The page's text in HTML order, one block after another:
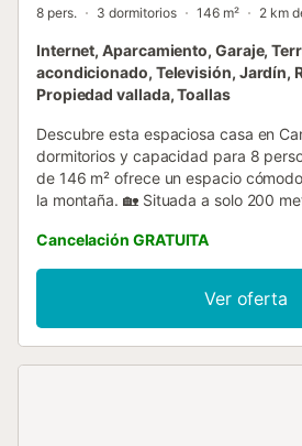
8 pers. 3 dormitorios 146 m² 2 km
Internet, Aparcamiento, Garaje,
acondicionado, Televisión, Jardín,
Propiedad vallada, Toallas
Descubre esta espaciosa casa en
dormitorios y capacidad para 8
de 146 m² ofrece un espacio
la montaña. 🏡 Situada a solo 200
disfrutar de la deliciosa gastronomía
con un jardín, terraza y una
para disfrutar del clima soleado de
con lavadora, secadora, barbacoa,
de pelo, balcón, alarma y aire
Cancelación GRATUITA
Ver oferta